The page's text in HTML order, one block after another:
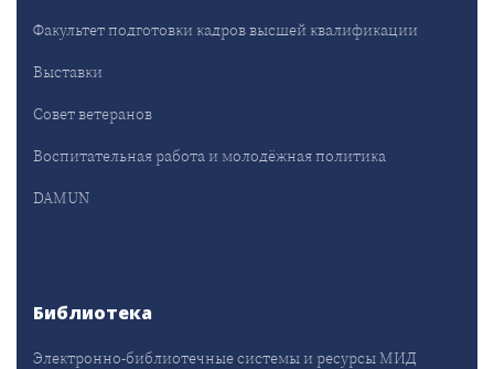
Факультет подготовки кадров высшей квалификации
Выставки
Совет ветеранов
Воспитательная работа и молодёжная политика
DAMUN
Библиотека
Электронно-библиотечные системы и ресурсы МИД